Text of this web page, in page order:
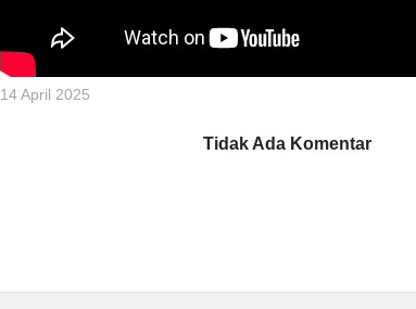
14 April 2025
Tidak Ada Komentar